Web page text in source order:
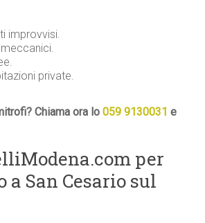
improvvisi.
private.
Chiama ora lo 059 9130031 e
per
a San Cesario sul